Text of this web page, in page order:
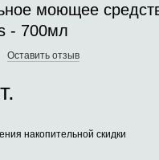
моющее
- 700мл
Оставить отзыв
накопительной скидки